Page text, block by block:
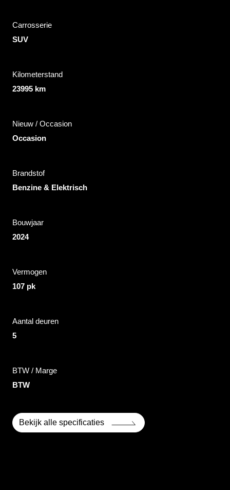
Carrosserie
SUV
Kilometerstand
23995 km
Nieuw / Occasion
Occasion
Brandstof
Benzine & Elektrisch
Bouwjaar
2024
Vermogen
107 pk
Aantal deuren
5
BTW / Marge
BTW
Bekijk alle specificaties